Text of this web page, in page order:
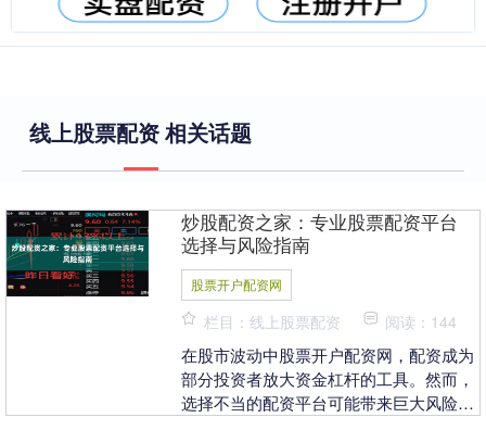
线上股票配资 相关话题
炒股配资之家：专业股票配资平台
选择与风险指南
股票开户配资网
栏目：线上股票配资 阅读：144
在股市波动中股票开户配资网，配资成为
部分投资者放大资金杠杆的工具。然而，
选择不当的配资平台可能带来巨大风险。